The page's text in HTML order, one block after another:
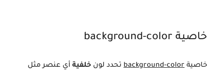
خاصية background-color
خاصية background-color تحدد لون خلفية أي عنصر مثل